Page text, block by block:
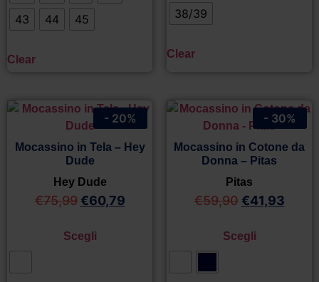
43
44 45
Clear
38/39
Clear
Mocassino in Tela – Hey
Dude
Hey Dude
€75,99 €60,79
Scegli
- 20%
Mocassino in Cotone da
Donna – Pitas
Pitas
€59,90 €41,93
Scegli
- 30%